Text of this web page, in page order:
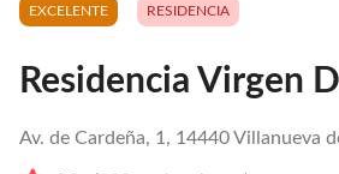
EXCELENTE RESIDENCIA
Residencia Virgen
Av. de Cardeña, 1, 14440 Villanueva